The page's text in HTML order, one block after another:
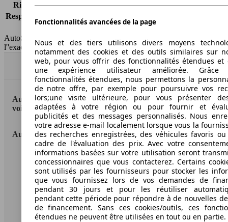
Risques partiels
-
Responsabilité civile
HSN/TSN
n.c./MW510
AutoScout24 France SAS décline toute responsabilité concernant
l''exactitude des indications fournies.
Haut
AutoScout24: la plus grande plateforme en ligne de
voitures en Europe
AutoScout24
A propos d'AutoScout24
Conditions d'utilisation
Informations légales
Protection des données
Fonctionnalités avancées de la page
Nous et des tiers utilisons divers moyens
notamment des cookies et des outils similaires sur
web, pour vous offrir des fonctionnalités étendues et
une expérience utilisateur améliorée.
fonctionnalités étendues, nous permettons la
de notre offre, par exemple pour poursuivre vos
lors;une visite ultérieure, pour vous présenter
adaptées à votre région ou pour fournir et
publicités et des messages personnalisés. Nous
votre adresse e-mail localement lorsque vous la
des recherches enregistrées, des véhicules favoris
cadre de l'évaluation des prix. Avec votre
informations basées sur votre utilisation seront
concessionnaires que vous contacterez. Certains
sont utilisés par les fournisseurs pour stocker les
que vous fournissez lors de vos demandes de
pendant 30 jours et pour les réutiliser
pendant cette période pour répondre à de nouvelles
de financement. Sans ces cookies/outils, ces
étendues ne peuvent être utilisées en tout ou en partie.